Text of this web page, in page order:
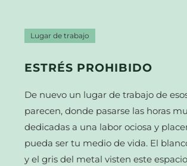
Lugar de trabajo
ESTRÉS PROHIBIDO
De nuevo un lugar de trabajo de
parecen, donde pasarse las horas
dedicadas a una labor ociosa y
pueda ser tu medio de vida. El
y el gris del metal visten este